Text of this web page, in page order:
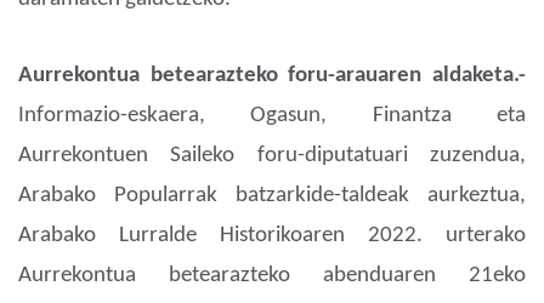
Aurrekontua betearazteko foru-arauaren aldaketa.-
Informazio-eskaera, Ogasun, Finantza eta
Aurrekontuen Saileko foru-diputatuari zuzendua,
Arabako Popularrak batzarkide-taldeak aurkeztua,
Arabako Lurralde Historikoaren 2022. urterako
Aurrekontua betearazteko abenduaren 21eko